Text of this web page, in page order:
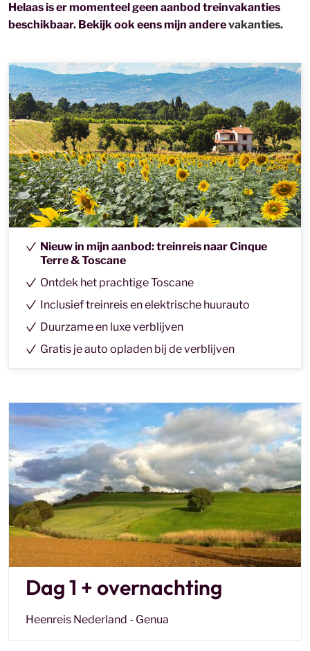
Helaas is er momenteel geen aanbod treinvakanties
beschikbaar. Bekijk ook eens mijn anderevakanties.
Nieuw in mijn aanbod: treinreis naar Cinque
Terre & Toscane
Ontdek het prachtige Toscane
Inclusief treinreis en elektrische huurauto
Duurzame en luxe verblijven
Gratis je auto opladen bij de verblijven
Dag 1 + overnachting
Heenreis Nederland - Genua